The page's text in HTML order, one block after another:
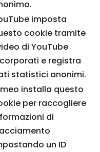
imposta
cookie tramite
di YouTube
e registra
statistici anonimi.
installa questo
per raccogliere
di
un ID